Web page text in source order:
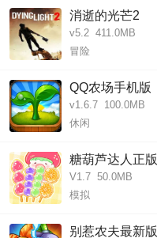
消逝的光芒2
v5.2 411.0MB
冒险
QQ农场手机版
v1.6.7 100.0MB
休闲
糖葫芦达人正版
V1.7 50.0MB
模拟
别惹农夫最新版